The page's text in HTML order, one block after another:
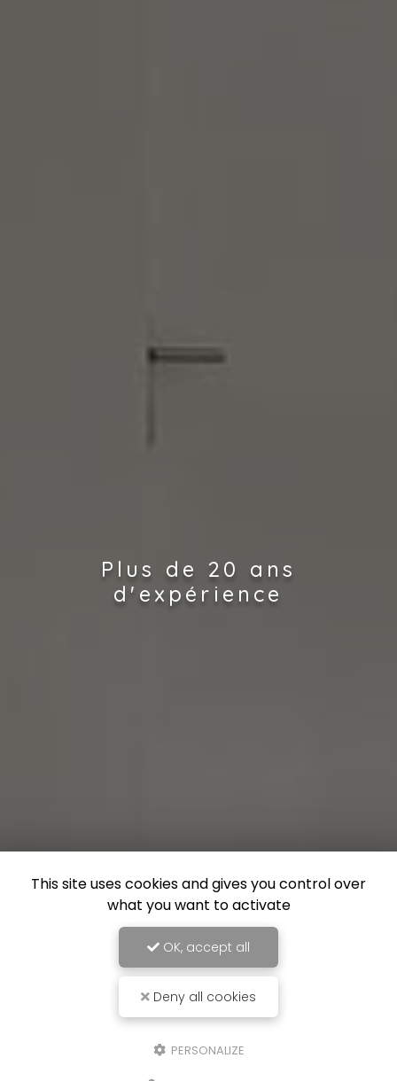
Plus de 20 ans
d'expérience
This site uses cookies and gives you control over
what you want to activate
OK, accept all
Deny all cookies
PERSONALIZE